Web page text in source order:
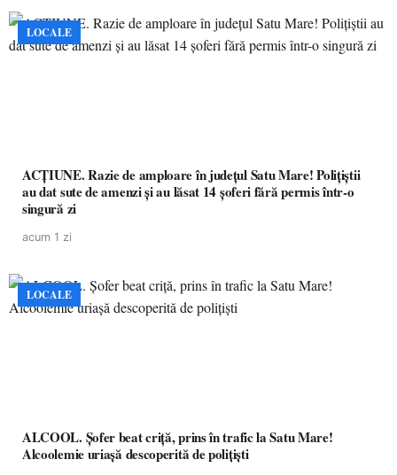
LOCALE
ACȚIUNE. Razie de amploare în județul Satu Mare! Polițiștii
au dat sute de amenzi și au lăsat 14 șoferi fără permis într-o
singură zi
acum 1 zi
LOCALE
ALCOOL. Șofer beat criță, prins în trafic la Satu Mare!
Alcoolemie uriașă descoperită de polițiști